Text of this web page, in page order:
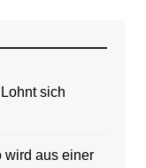
sich
wird aus einer